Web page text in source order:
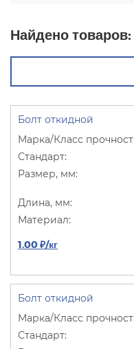
Найдено товаров:
Болт откидной
1.00 ₽/кг
Болт откидной